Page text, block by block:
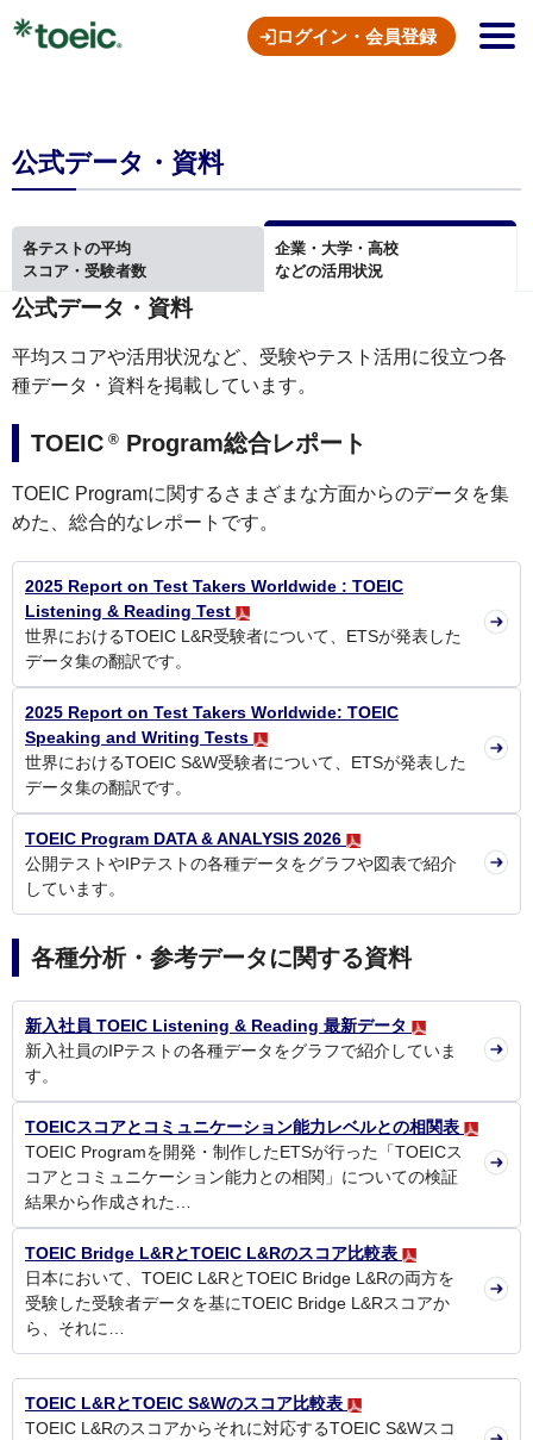
ログイン・会員登録
公式データ・資料
各テストの平均
スコア・受験者数
企業・大学・高校
などの活用状況
公式データ・資料
平均スコアや活用状況など、受験やテスト活用に役立つ各
種データ・資料を掲載しています。
TOEIC ®Program総合レポート
TOEIC Programに関するさまざまな方面からのデータを集
めた、総合的なレポートです。
2025 Report on Test Takers Worldwide : TOEIC
Listening & Reading Test
世界におけるTOEIC L&R受験者について、ETSが発表した
データ集の翻訳です。
2025 Report on Test Takers Worldwide: TOEIC
Speaking and Writing Tests
世界におけるTOEIC S&W受験者について、ETSが発表した
データ集の翻訳です。
TOEIC Program DATA & ANALYSIS 2026
公開テストやIPテストの各種データをグラフや図表で紹介
しています。
各種分析・参考データに関する資料
新入社員 TOEIC Listening & Reading 最新データ
新入社員のIPテストの各種データをグラフで紹介していま
す。
TOEICスコアとコミュニケーション能力レベルとの相関表
TOEIC Programを開発・制作したETSが行った「TOEICス
コアとコミュニケーション能力との相関」についての検証
結果から作成された…
TOEIC Bridge L&RとTOEIC L&Rのスコア比較表
日本において、TOEIC L&RとTOEIC Bridge L&Rの両方を
受験した受験者データを基にTOEIC Bridge L&Rスコアか
ら、それに…
TOEIC L&RとTOEIC S&Wのスコア比較表
TOEIC L&Rのスコアからそれに対応するTOEIC S&Wスコ